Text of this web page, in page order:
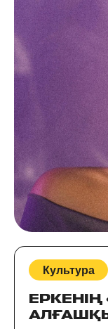
Культура